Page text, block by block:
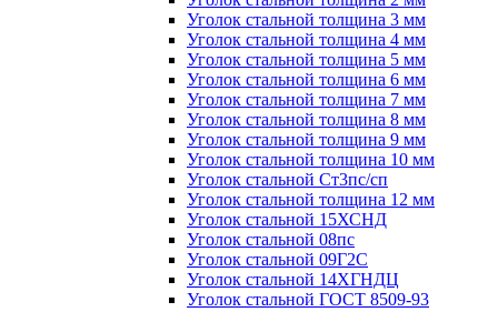
Уголок стальной толщина 3 мм
Уголок стальной толщина 4 мм
Уголок стальной толщина 5 мм
Уголок стальной толщина 6 мм
Уголок стальной толщина 7 мм
Уголок стальной толщина 8 мм
Уголок стальной толщина 9 мм
Уголок стальной толщина 10 мм
Уголок стальной Ст3пс/сп
Уголок стальной толщина 12 мм
Уголок стальной 15ХСНД
Уголок стальной 08пс
Уголок стальной 09Г2С
Уголок стальной 14ХГНДЦ
Уголок стальной ГОСТ 8509-93